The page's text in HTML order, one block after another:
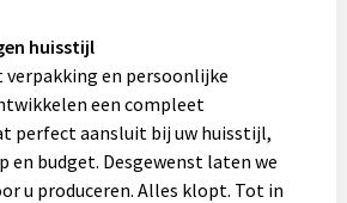
huisstijl
verpakking en persoonlijke
een compleet
perfect aansluit bij uw huisstijl,
en budget. Desgewenst laten we
u produceren. Alles klopt. Tot in